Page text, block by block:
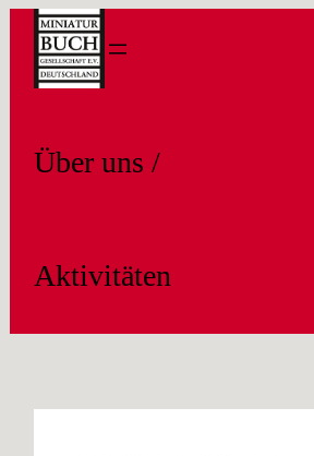
Über uns /
Aktivitäten